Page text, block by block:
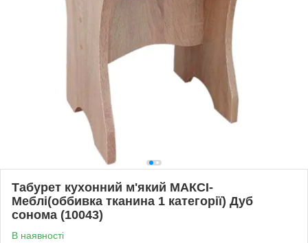
Табурет кухонний м'який МАКСІ-
Меблі(оббивка тканина 1 категорії) Дуб
сонома (10043)
В наявності